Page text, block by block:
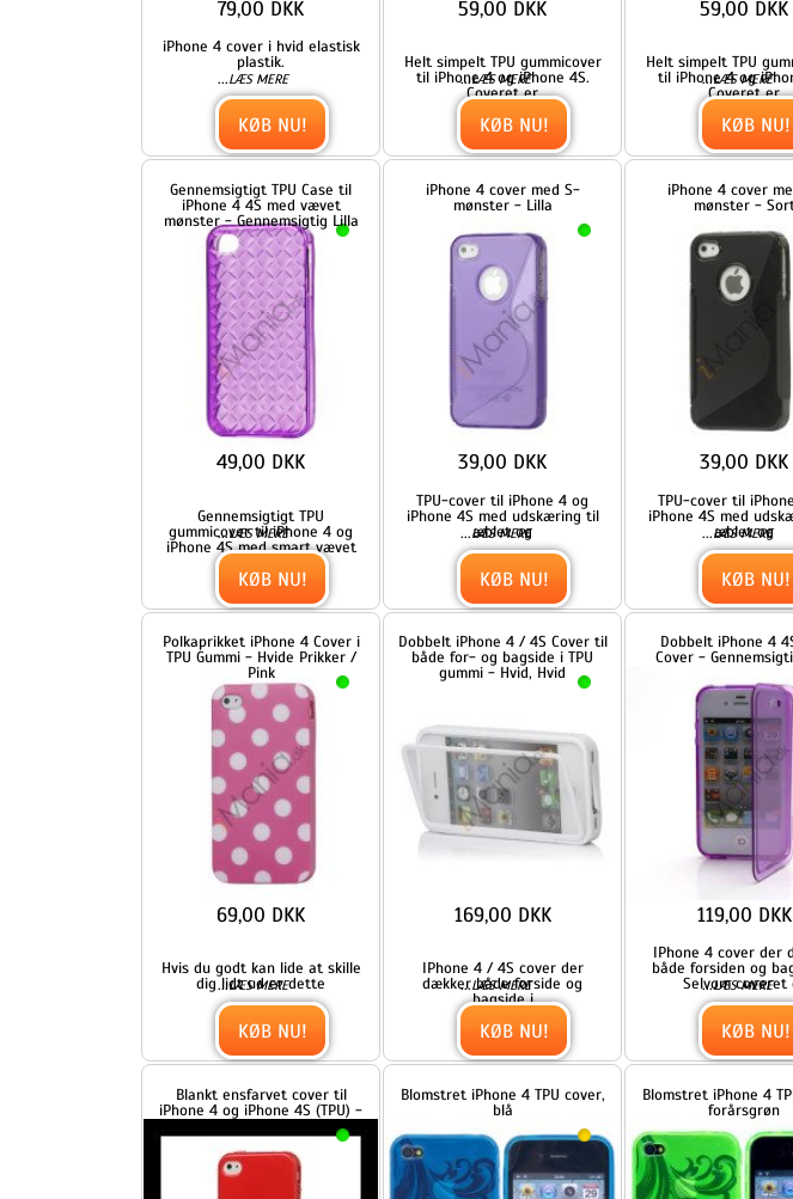
KØB NU! KØB NU! KØB NU!
Gennemsigtigt TPU Case til
iPhone 4 4S med vævet
mønster - Gennemsigtig Lilla
Gennemsigtigt TPU
gummicover til iPhone 4 og
iPhone 4S med smart vævet
LÆS MERE
49,00 DKK
KØB NU!
iPhone 4 cover med S-
mønster - Lilla
TPU-cover til iPhone 4 og
iPhone 4S med udskæring til
æblet og
LÆS MERE
39,00 DKK
KØB NU!
iPhone 4 cover med S-
mønster - Sort
iPhone 4S med udskæring til
KØB NU!
Polkaprikket iPhone 4 Cover i
Hvis du godt kan lide at skille
dig lidt ud er dette
LÆS MERE
69,00 DKK
KØB NU!
Dobbelt iPhone 4 / 4S Cover til
gummi - Hvid, Hvid
IPhone 4 / 4S cover der
dækker både forside og
bagside i
LÆS MERE
KØB NU!
Dobbelt iPhone 4 4S TPU
IPhone 4 cover der dækker
både forsiden og bagsiden.
Selvom coveret er
119,00 DKK
KØB NU!
Blankt ensfarvet cover til
Postkasserød
Helt simpelt TPU gummicover
til iPhone 4 og iPhone 4S.
59,00 DKK
Lækkert blåt iPhone 4 cover i
TPU Gummi Bemærk: Dette
cover passer kun
... LÆS MERE
Blomstret iPhone 4 TPU cover,
Lækkert grønt iPhone 4 cover i
TPU Gummi Bemærk: Dette
cover passer kun
... LÆS MERE
89,00 DKK